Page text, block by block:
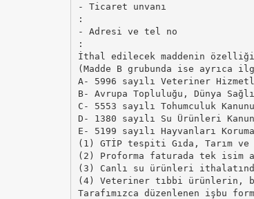
- Ticaret unvanı
:
- Adresi ve tel no
:
İthal edilecek maddenin
(Madde B grubunda ise
A- 5996 sayılı Veteriner
B- Avrupa Topluluğu, Dünya
C- 5553 sayılı Tohumculuk
D- 1380 sayılı Su Ürünleri
E- 5199 sayılı Hayvanları
(1) GTİP tespiti Gıda, Tarım ve
(2) Proforma faturada tek
(3) Canlı su ürünleri
(4) Veteriner tıbbi ürünlerin,
Tarafımızca düzenlenen işbu